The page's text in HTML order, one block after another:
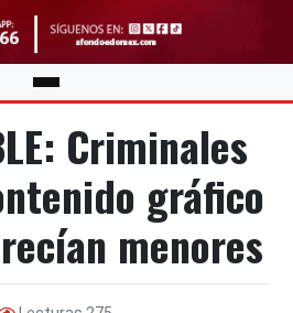
Criminales
gráfico
menores